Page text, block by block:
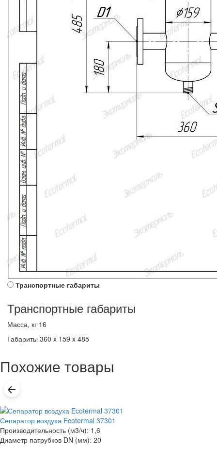
Транспортные габариты
Транспортные габариты
Масса, кг 16
Габариты 360 x 159 x 485
Похожие товары
Сепаратор воздуха Ecotermal 37301
Производительность (м3/ч): 1,6
Диаметр патрубков DN (мм): 20